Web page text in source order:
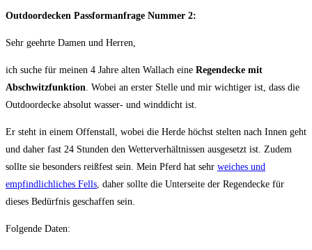
Outdoordecken Passformanfrage Nummer 2:
Sehr geehrte Damen und Herren,
ich suche für meinen 4 Jahre alten Wallach eine Regendecke mit
Abschwitzfunktion. Wobei an erster Stelle und mir wichtiger ist, dass die
Outdoordecke absolut wasser- und winddicht ist.
Er steht in einem Offenstall, wobei die Herde höchst stelten nach Innen geht
und daher fast 24 Stunden den Wetterverhältnissen ausgesetzt ist. Zudem
sollte sie besonders reißfest sein. Mein Pferd hat sehr weiches und
empfindlichliches Fells, daher sollte die Unterseite der Regendecke für
dieses Bedürfnis geschaffen sein.
Folgende Daten: